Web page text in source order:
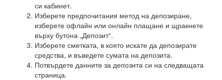
си кабинет.
Изберете предпочитания метод на депозиране,
изберете офлайн или онлайн плащане и щракнете
върху бутона „Депозит“.
Изберете сметката, в която искате да депозирате
средства, и въведете сумата на депозита.
Потвърдете данните за депозита си на следващата
страница.